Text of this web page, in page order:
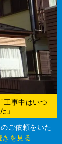
工事中はいつ
」
ご依頼をいた
きを見る